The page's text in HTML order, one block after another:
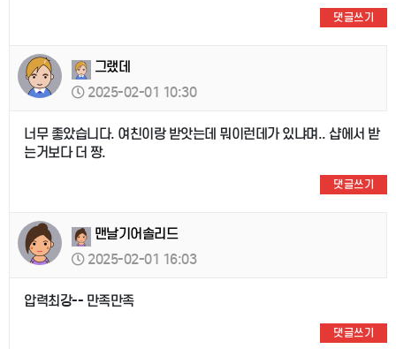
댓글쓰기
그랬데
2025-02-01 10:30
너무 좋았습니다. 여친이랑 받앗는데 뭐이런데가 있냐며.. 샵에서 받
는거보다 더 짱.
댓글쓰기
맨날기어솔리드
2025-02-01 16:03
압력최강-- 만족만족
댓글쓰기